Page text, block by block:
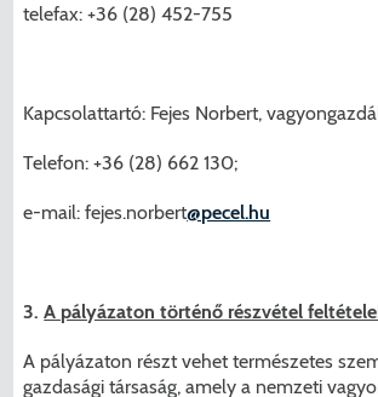
telefax: +36 (28) 452-755
Kapcsolattartó: Fejes Norbert,
Telefon: +36 (28) 662 130;
e-mail: fejes.norbert@pecel.hu
3.A pályázaton történő részvétel
A pályázaton részt vehet természetes
gazdasági társaság, amely a nemzeti